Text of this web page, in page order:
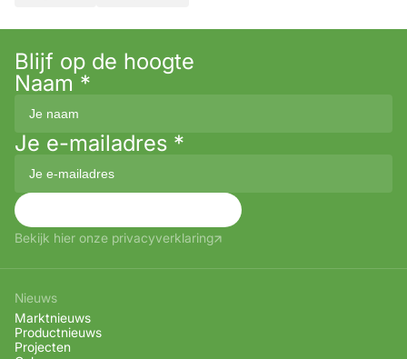
Blijf op de hoogte
Naam *
Je e-mailadres *
Bekijk hier onze privacyverklaring
Nieuws
Marktnieuws
Productnieuws
Projecten